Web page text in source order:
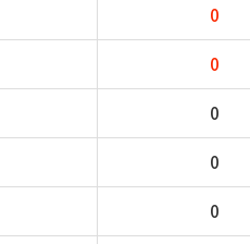
0
0
0
0
0